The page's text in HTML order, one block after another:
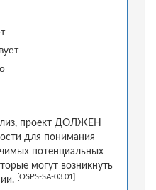
проект ДОЛЖЕН
для понимания
потенциальных
могут возникнуть
[OSPS-SA-03.01]